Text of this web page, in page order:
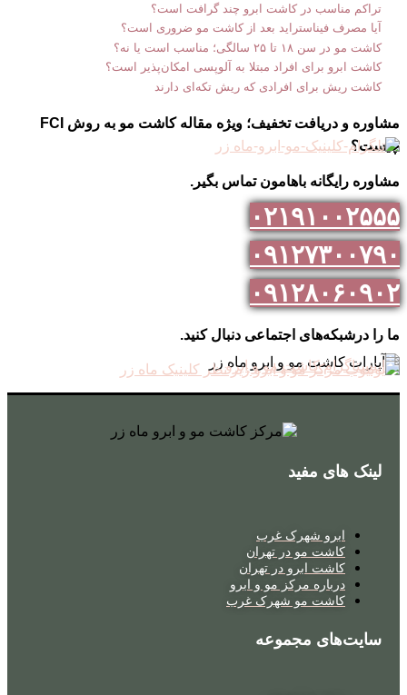
تراکم مناسب در کاشت ابرو چند گرافت است؟
آیا مصرف فیناستراید بعد از کاشت مو ضروری است؟
کاشت مو در سن ۱۸ تا ۲۵ سالگی؛ مناسب است یا نه؟
کاشت ابرو برای افراد مبتلا به آلوپسی امکان‌پذیر است؟
کاشت ریش برای افرادی که ریش تکه‌ای دارند
مشاوره و دریافت تخفیف؛ ویژه مقاله کاشت مو به روش FCI
چیست؟
مشاوره رایگانه باهامون تماس بگیر.
۰۲۱۹۱۰۰۲۵۵۵
۰۹۱۲۷۳۰۰۷۹۰
۰۹۱۲۸۰۶۰۹۰۲
ما را درشبکه‌های اجتماعی دنبال کنید.
لینک های مفید
ابرو شهرک غرب
کاشت مو در تهران
کاشت ابرو در تهران
درباره مرکز مو و ابرو
کاشت مو شهرک غرب
سایت‌های مجموعه